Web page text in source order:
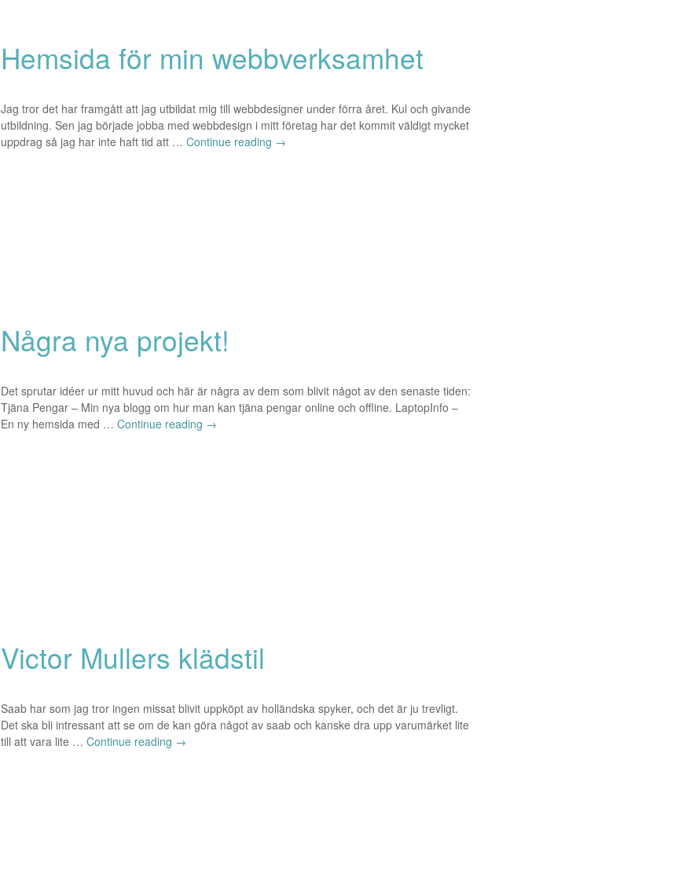
Hemsida för min webbverksamhet
Jag tror det har framgått att jag utbildat mig till webbdesigner under förra året. Kul och givande
utbildning. Sen jag började jobba med webbdesign i mitt företag har det kommit väldigt mycket
uppdrag så jag har inte haft tid att … Continue reading →
Några nya projekt!
Det sprutar idéer ur mitt huvud och här är några av dem som blivit något av den senaste tiden:
Tjäna Pengar – Min nya blogg om hur man kan tjäna pengar online och offline. LaptopInfo –
En ny hemsida med … Continue reading →
Victor Mullers klädstil
Saab har som jag tror ingen missat blivit uppköpt av holländska spyker, och det är ju trevligt.
Det ska bli intressant att se om de kan göra något av saab och kanske dra upp varumärket lite
till att vara lite … Continue reading →